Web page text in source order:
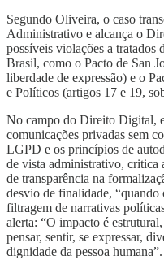
Segundo Oliveira, o caso
Administrativo e alcança o
possíveis violações a tratados
Brasil, como o Pacto de San
liberdade de expressão) e o
e Políticos (artigos 17 e 19,
No campo do Direito Digital,
comunicações privadas sem
LGPD e os princípios de
de vista administrativo, critica
de transparência na
desvio de finalidade, “quando
filtragem de narrativas
alerta: “O impacto é
pensar, sentir, se expressar,
dignidade da pessoa humana”.